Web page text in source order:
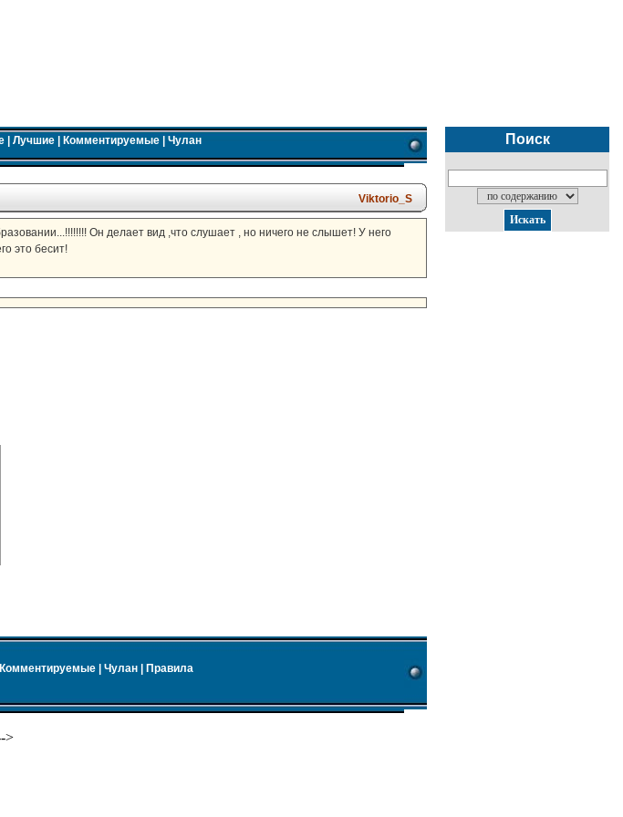
| Лучшие| Комментируемые| Чулан
Viktorio_S
Он делает вид ,что слушает , но ничего не слышет! У него
это бесит!
Комментируемые Чулан Правила
>
Поиск